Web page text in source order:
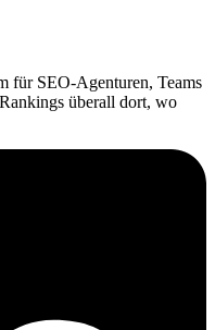
für SEO-Agenturen, Teams
überall dort, wo